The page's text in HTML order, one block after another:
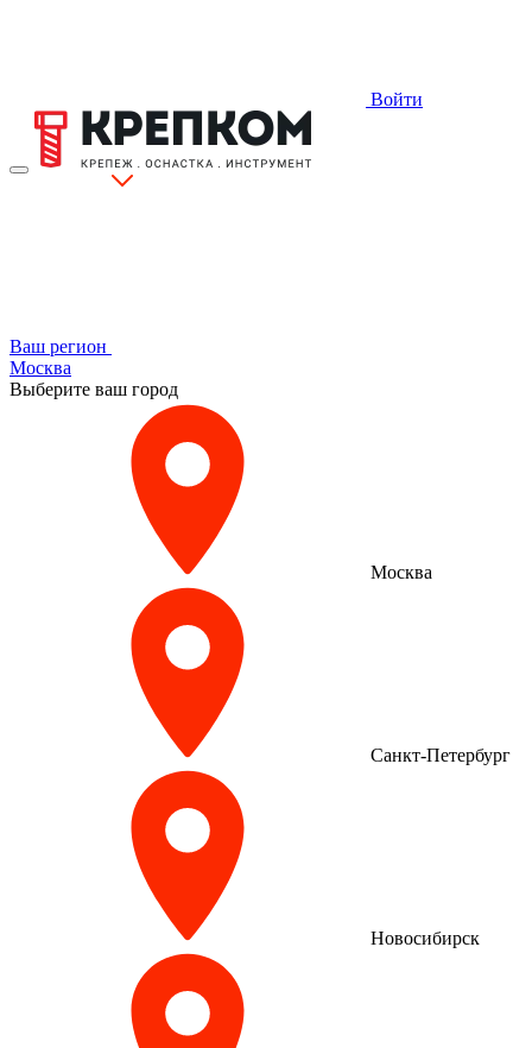
Войти
Ваш регион
Москва
Выберите ваш город
Москва
Санкт-Петербург
Новосибирск